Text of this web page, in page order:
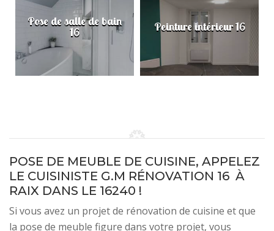
Pose de salle de bain
16 Peinture intérieur 16
POSE DE MEUBLE DE CUISINE, APPELEZ
LE CUISINISTE G.M RÉNOVATION 16 À
RAIX DANS LE 16240 !
Si vous avez un projet de rénovation de cuisine et que
la pose de meuble figure dans votre projet, vous